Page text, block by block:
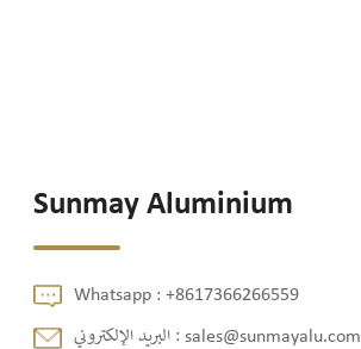
Sunmay Aluminium
Whatsapp :+8617366266559
البريد الإلكتروني :sales@sunmayalu.com